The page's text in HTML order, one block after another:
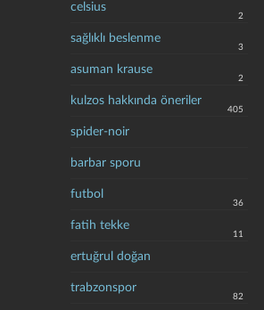
celsius
2
sağlıklı beslenme
3
asuman krause
2
kulzos hakkında öneriler
405
spider-noir
barbar sporu
futbol
36
fatih tekke
11
ertuğrul doğan
trabzonspor
82